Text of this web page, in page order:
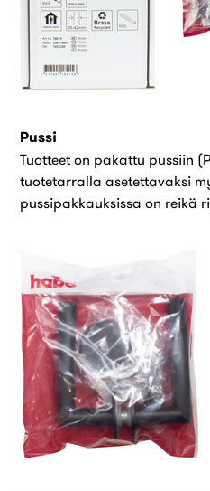
Pussi
Tuotteet on pakattu pussiin
tuotetarralla asetettavaksi
pussipakkauksissa on reikä